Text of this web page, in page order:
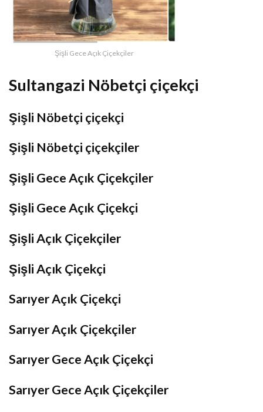
Şişli Gece Açık Çiçekçiler
Sultangazi Nöbetçi çiçekçi
Şişli Nöbetçi çiçekçi
Şişli Nöbetçi çiçekçiler
Şişli Gece Açık Çiçekçiler
Şişli Gece Açık Çiçekçi
Şişli Açık Çiçekçiler
Şişli Açık Çiçekçi
Sarıyer Açık Çiçekçi
Sarıyer Açık Çiçekçiler
Sarıyer Gece Açık Çiçekçi
Sarıyer Gece Açık Çiçekçiler